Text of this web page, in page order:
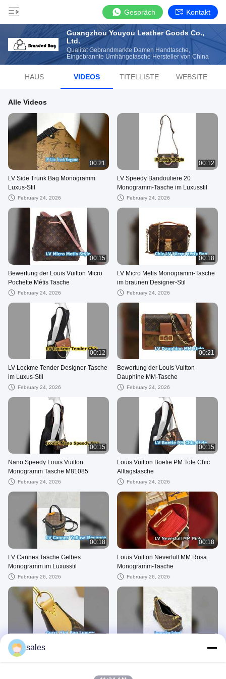
Gespräch Kontakt
Guangzhou Youyou Leather Goods Co.,
Ltd.
Qualität Gebrandmarkte Damen Handtasche,
Eingebrannte Umhängetasche Hersteller von China
HAUS VIDEOS TITELLISTE WEBSITE
Alle Videos
00:21
LV Side Trunk Bag Monogramm
Luxus-Stil
February 24, 2026
00:12
LV Speedy Bandouliere 20
Monogramm-Tasche im Luxusstil
February 24, 2026
00:15
Bewertung der Louis Vuitton Micro
Pochette Métis Tasche
February 24, 2026
00:18
LV Micro Metis Monogramm-Tasche
im braunen Designer-Stil
February 24, 2026
00:12
LV Lockme Tender Designer-Tasche
im Luxus-Stil
February 24, 2026
00:21
Bewertung der Louis Vuitton
Dauphine MM-Tasche
February 24, 2026
00:15
Nano Speedy Louis Vuitton
Monogramm Tasche M81085
February 24, 2026
00:15
Louis Vuitton Boetie PM Tote Chic
Alltagstasche
February 24, 2026
00:18
LV Cannes Tasche Gelbes
Monogramm im Luxusstil
February 26, 2026
00:18
Louis Vuitton Neverfull MM Rosa
Monogramm-Tasche
February 26, 2026
Gucci GG Dionysus Minitasche
Beige Leder
Monogram Luxushandtasche
sales